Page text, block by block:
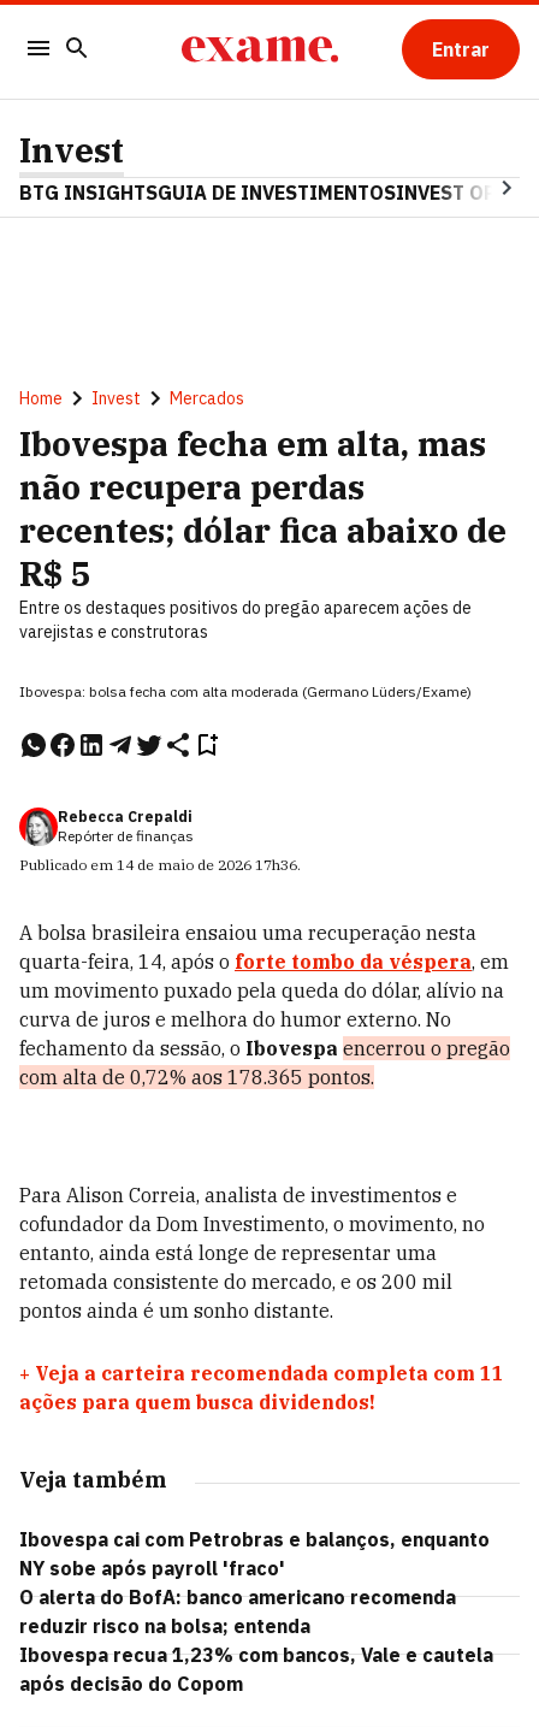
Entrar
Invest
BTG INSIGHTSGUIA DE INVESTIMENTOSINVEST OPINA
Home Invest Mercados
Ibovespa fecha em alta, mas
não recupera perdas
recentes; dólar fica abaixo de
R$ 5
Entre os destaques positivos do pregão aparecem ações de
varejistas e construtoras
Ibovespa: bolsa fecha com alta moderada (Germano Lüders/Exame)
Rebecca Crepaldi
Repórter de finanças
Publicado em 14 de maio de 2026 17h36.
A bolsa brasileira ensaiou uma recuperação nesta
quarta-feira, 14, após o forte tombo da véspera, em
um movimento puxado pela queda do dólar, alívio na
curva de juros e melhora do humor externo. No
fechamento da sessão, o Ibovespa encerrou o pregão
com alta de 0,72% aos 178.365 pontos.
Para Alison Correia, analista de investimentos e
cofundador da Dom Investimento, o movimento, no
entanto, ainda está longe de representar uma
retomada consistente do mercado, e os 200 mil
pontos ainda é um sonho distante.
+ Veja a carteira recomendada completa com 11
ações para quem busca dividendos!
Veja também
Ibovespa cai com Petrobras e balanços, enquanto
NY sobe após payroll 'fraco'
O alerta do BofA: banco americano recomenda
reduzir risco na bolsa; entenda
Ibovespa recua 1,23% com bancos, Vale e cautela
após decisão do Copom